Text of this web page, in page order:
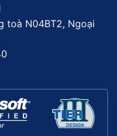
toà N04BT2, Ngoại